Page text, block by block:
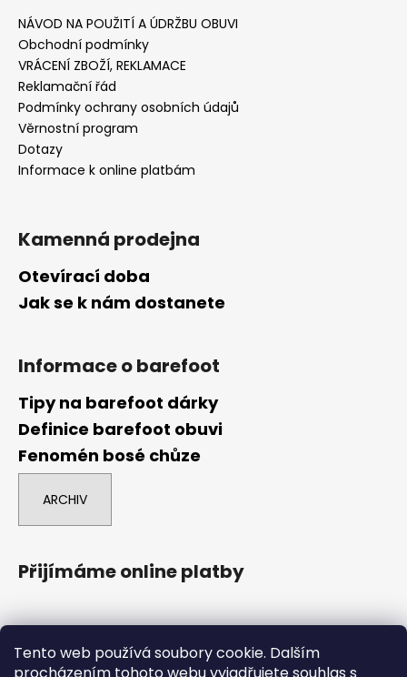
Tento web používá soubory cookie. Dalším
NÁVOD NA POUŽITÍ A ÚDRŽBU OBUVI
Obchodní podmínky
VRÁCENÍ ZBOŽÍ, REKLAMACE
Reklamační řád
Podmínky ochrany osobních údajů
Věrnostní program
Dotazy
Informace k online platbám
Kamenná prodejna
Otevírací doba
Jak se k nám dostanete
Informace o barefoot
Tipy na barefoot dárky
Definice barefoot obuvi
Fenomén bosé chůze
ARCHIV
Přijímáme online platby